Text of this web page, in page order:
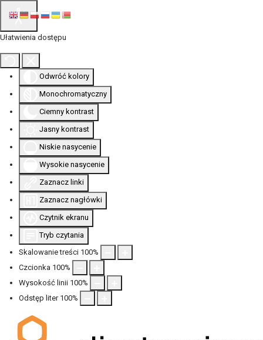
Ułatwienia dostępu
Odwróć kolory
Monochromatyczny
Ciemny kontrast
Jasny kontrast
Niskie nasycenie
Wysokie nasycenie
Zaznacz linki
Zaznacz nagłówki
Czytnik ekranu
Tryb czytania
Skalowanie treści 100%
Czcionka 100%
Wysokość linii 100%
Odstęp liter 100%